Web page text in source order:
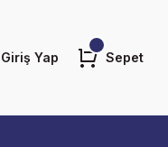
Giriş Yap Sepet